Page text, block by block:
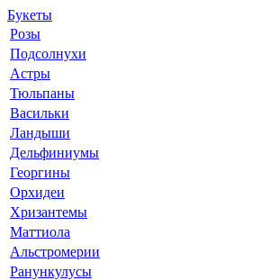
Букеты
Розы
Подсолнухи
Астры
Тюльпаны
Васильки
Ландыши
Дельфиниумы
Георгины
Орхидеи
Хризантемы
Маттиола
Альстромерии
Ранункулусы